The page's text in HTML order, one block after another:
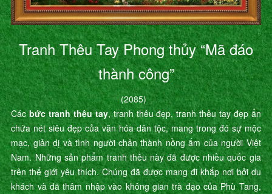
Tranh Thêu Tay Phong thủy “Mã đáo
thành công”
(2085)
Cácbức tranh thêu tay, tranh thêu đẹp, tranh thêu tay đẹp ẩn
chứa nét siêu đẹp của văn hóa dân tộc, mang trong đó sự mộc
mạc, giản dị và tình người chân thành nồng ấm của người Việt
Nam. Những sản phẩm tranh thêu này đã được nhiều quốc gia
trên thế giới yêu thích. Chúng đã được mang đi khắp nơi bởi du
khách và đã thâm nhập vào không gian trà đạo của Phù Tang,